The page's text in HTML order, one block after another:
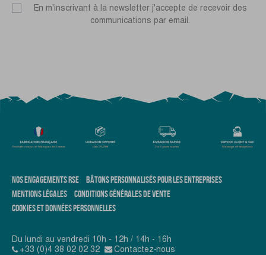
En m'inscrivant à la newsletter j'accepte de recevoir des
communications par email.
NOS ENGAGEMENTS RSE
BÂTONS PERSONNALISÉS POUR LES ENTREPRISES
MENTIONS LÉGALES
CONDITIONS GÉNÉRALES DE VENTE
COOKIES ET DONNÉES PERSONNELLES
Du lundi au vendredi 10h - 12h / 14h - 16h
+33 (0)4 38 02 02 32
Contactez-nous